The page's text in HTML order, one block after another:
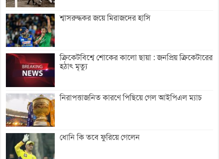
শ্বাসরুদ্ধকর জয়ে মিরাজদের হাসি
ক্রিকেটবিশ্বে শোকের কালো ছায়া : জনপ্রিয় ক্রিকেটারের
হঠাৎ মৃত্যু
নিরাপত্তাজনিত কারণে পিছিয়ে গেল আইপিএল ম্যাচ
ধোনি কি তবে ফুরিয়ে গেলেন